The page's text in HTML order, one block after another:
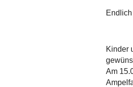
Kinder
Am